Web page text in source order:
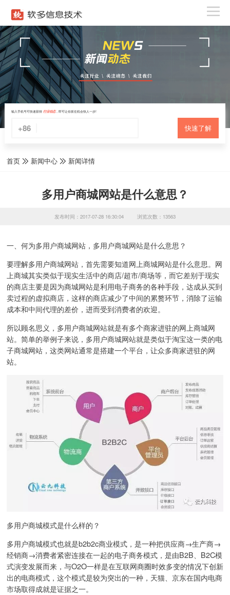
输入手机号可快速获得 行业动态，即可让你抓住机会快人一步!
+86 快速了解
首页 新闻中心 新闻详情
多用户商城网站是什么意思？
发布时间：2017-07-28 16:30:04 浏览次数：13563
一、何为多用户商城网站，多用户商城网站是什么意思？
要理解多用户商城网站，首先需要知道网上商城网站是什么意思。网
上商城其实类似于现实生活中的商店/超市/商场等，而它差别于现实
的商店主要是因为商城网站是利用电子商务的各种手段，达成从买到
卖过程的虚拟商店，这样的商店减少了中间的累赘环节，消除了运输
成本和中间代理的差价，进而受到消费者的欢迎。
所以顾名思义，多用户商城网站就是有多个商家进驻的网上商城网
站。简单的举例子来说，多用户商城网站就是类似于淘宝这一类的电
子商城网站，这类网站通常是搭建一个平台，让众多商家进驻的网
站。
多用户商城模式是什么样的？
多用户商城模式也就是b2b2c商业模式，是一种把供应商→生产商→
经销商→消费者紧密连接在一起的电子商务模式，是由B2B、B2C模
式演变发展而来，与O2O一样是在互联网商圈时效多变的情况下创新
出的电商模式，这个模式是较为突出的一种，天猫、京东在国内电商
市场取得成就是证据之一。